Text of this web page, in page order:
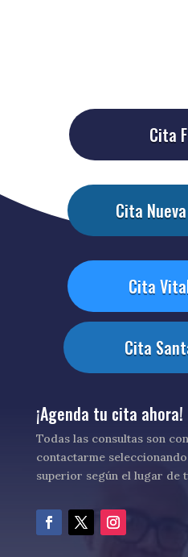
Cita
Cita
Cita
Cita
¡Agenda tu cita ahora!
Todas las consultas son
contactarme
superior según el lugar de